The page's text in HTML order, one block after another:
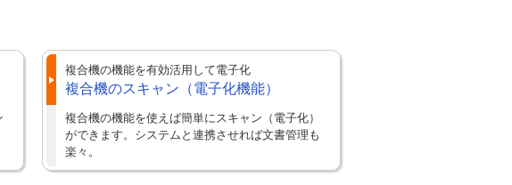
複合機の機能を有効活用して電子化
複合機のスキャン（電子化機能）
複合機の機能を使えば簡単にスキャン（電子化）
ができます。システムと連携させれば文書管理も
楽々。